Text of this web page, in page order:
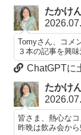
たかけ
Tomyさん、コメ
３本の記事を興味
ChatGPTに
たかけ
皆さま、熱心な
昨晩は飲み会か